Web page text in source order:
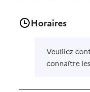
Horaires
Veuillez
connaître